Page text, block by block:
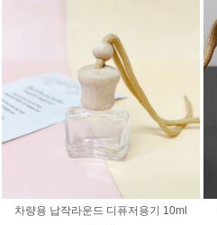
차량용 납작라운드 디퓨저용기 10ml